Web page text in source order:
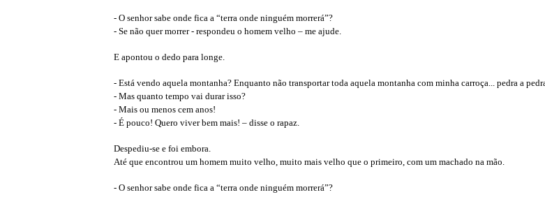
- O senhor sabe onde fica a “terra onde ninguém morrerá”?
- Se não quer morrer - respondeu o homem velho – me ajude.
E apontou o dedo para longe.
- Está vendo aquela montanha? Enquanto não transportar toda aquela montanha com minha carroça... pedra a
- Mas quanto tempo vai durar isso?
- Mais ou menos cem anos!
- É pouco! Quero viver bem mais! – disse o rapaz.
Despediu-se e foi embora.
Até que encontrou um homem muito velho, muito mais velho que o primeiro, com um machado na mão.
- O senhor sabe onde fica a “terra onde ninguém morrerá”?